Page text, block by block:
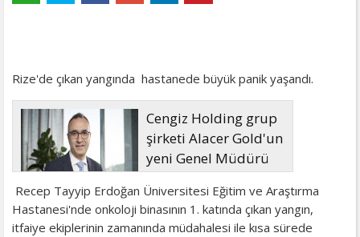
Rize'de çıkan yangında hastanede büyük panik yaşandı.
Cengiz Holding grup
şirketi Alacer Gold'un
yeni Genel Müdürü
Murat Güreşçi oldu
Recep Tayyip Erdoğan Üniversitesi Eğitim ve Araştırma
Hastanesi'nde onkoloji binasının 1. katında çıkan yangın,
itfaiye ekiplerinin zamanında müdahalesi ile kısa sürede